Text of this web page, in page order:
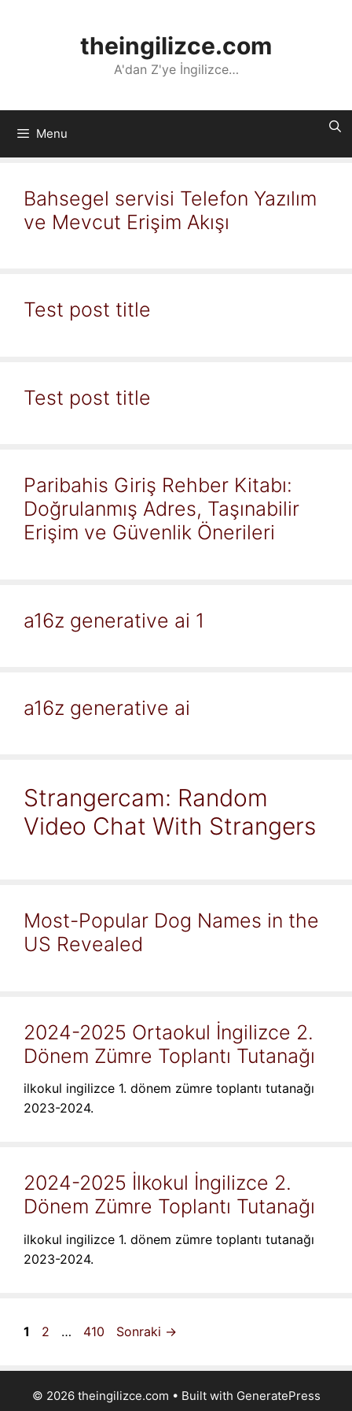
theingilizce.com
A'dan Z'ye İngilizce…
Menu
Bahsegel servisi Telefon Yazılım
ve Mevcut Erişim Akışı
Test post title
Test post title
Paribahis Giriş Rehber Kitabı:
Doğrulanmış Adres, Taşınabilir
Erişim ve Güvenlik Önerileri
a16z generative ai 1
a16z generative ai
Strangercam: Random
Video Chat With Strangers
Most-Popular Dog Names in the
US Revealed
2024-2025 Ortaokul İngilizce 2.
Dönem Zümre Toplantı Tutanağı
ilkokul ingilizce 1. dönem zümre toplantı tutanağı
2023-2024.
2024-2025 İlkokul İngilizce 2.
Dönem Zümre Toplantı Tutanağı
ilkokul ingilizce 1. dönem zümre toplantı tutanağı
2023-2024.
Sayfa
1 Sayfa
2 … Sayfa
410 Sonraki →
© 2026 theingilizce.com • Built with GeneratePress